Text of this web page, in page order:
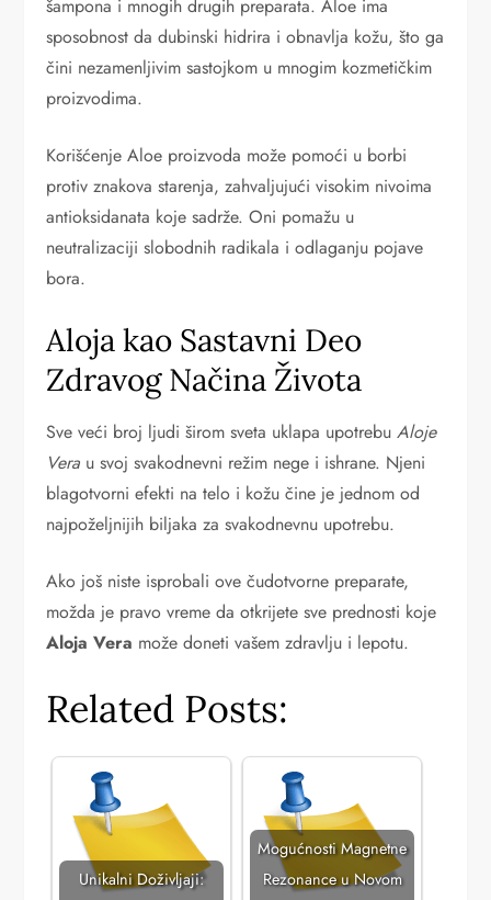
šampona i mnogih drugih preparata. Aloe ima
sposobnost da dubinski hidrira i obnavlja kožu, što ga
čini nezamenljivim sastojkom u mnogim kozmetičkim
proizvodima.
Korišćenje Aloe proizvoda može pomoći u borbi
protiv znakova starenja, zahvaljujući visokim nivoima
antioksidanata koje sadrže. Oni pomažu u
neutralizaciji slobodnih radikala i odlaganju pojave
bora.
Aloja kao Sastavni Deo
Zdravog Načina Života
Sve veći broj ljudi širom sveta uklapa upotrebuAloje
Vera u svoj svakodnevni režim nege i ishrane. Njeni
blagotvorni efekti na telo i kožu čine je jednom od
najpoželjnijih biljaka za svakodnevnu upotrebu.
Ako još niste isprobali ove čudotvorne preparate,
možda je pravo vreme da otkrijete sve prednosti koje
Aloja Vera može doneti vašem zdravlju i lepotu.
Related Posts:
Unikalni Doživljaji:
Mogućnosti Magnetne
Rezonance u Novom